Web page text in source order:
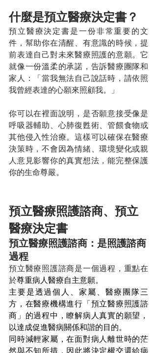
什麼是預立醫療決定書？
預立醫療決定書是一份非常重要的文
件，幫助你在清醒、有意識的時候，提
前表達自己對未來醫療照護的意願。它
就像一份溫柔的承諾，告訴醫療團隊和
家人：「當我無法自己說話時，請依照
我曾經表達的心願來照顧我。」
你可以在裡面說明，是否願意接受像是
呼吸器輔助、心肺復甦術、管餵食物或
其他侵入性治療。這樣可以確保在醫療
決策時，不會因為情緒、環境變化或親
人意見影響你的真實想法，能完整保護
你的生命尊嚴。
預立醫療照護諮商、預立
醫療決定書
預立醫療照護諮商：是照護諮商
過程
預立醫療照護諮商是一個過程，重點在
於尊重病人醫療自主意願。
主要是透過個人、家屬、醫療團隊三
方，在醫療機構進行「預立醫療照護諮
商」的過程中，瞭解病人真實的願望，
以達成促進醫病關係和諧的目的。
同時減輕家屬，在面對病人離世時的茫
然與不知所措，因此將決定權交還給病